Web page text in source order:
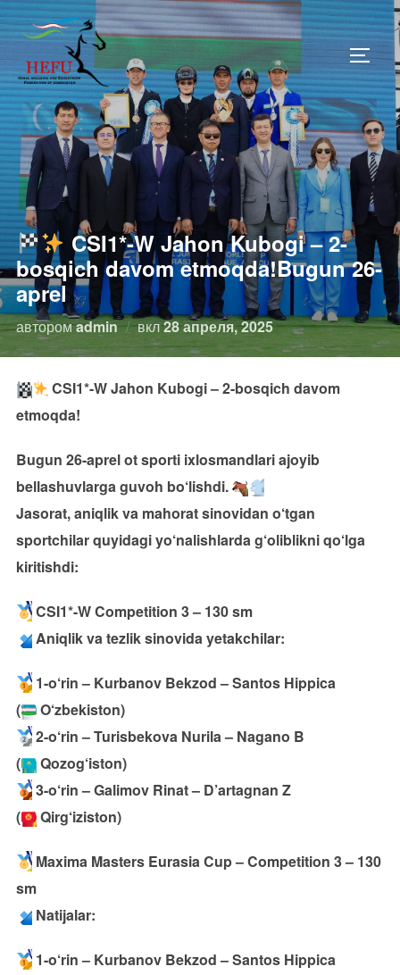
Перейти
к
содержимому
CSI1*-W Jahon Kubogi – 2-
bosqich davom etmoqda!Bugun 26-
aprel
авторомadmin вклОпубликовано
28 апреля, 2025
CSI1*-W Jahon Kubogi – 2-bosqich davom
etmoqda!
Bugun 26-aprel ot sporti ixlosmandlari ajoyib
bellashuvlarga guvoh bo‘lishdi.
Jasorat, aniqlik va mahorat sinovidan o‘tgan
sportchilar quyidagi yo‘nalishlarda g‘oliblikni qo‘lga
kiritishdi:
CSI1*-W Competition 3 – 130 sm
Aniqlik va tezlik sinovida yetakchilar:
1-o‘rin – Kurbanov Bekzod – Santos Hippica
(
O‘zbekiston)
2-o‘rin – Turisbekova Nurila – Nagano B
(
Qozog‘iston)
3-o‘rin – Galimov Rinat – D’artagnan Z
(
Qirg‘iziston)
Maxima Masters Eurasia Cup – Competition 3 – 130
sm
Natijalar:
1-o‘rin – Kurbanov Bekzod – Santos Hippica